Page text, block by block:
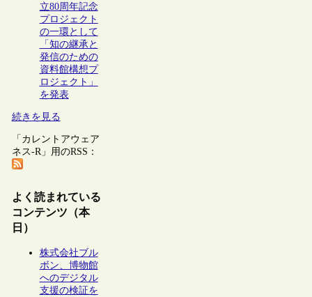
立80周年記念
プロジェクト
の一環として
「知の継承と
発信のための
資料館構想プ
ロジェクト」
を発表
続きを見る
「カレントアウェア
ネス-R」用のRSS：
よく読まれている
コンテンツ（本
日）
株式会社ブル
ボン、博物館
へのデジタル
支援の検証を